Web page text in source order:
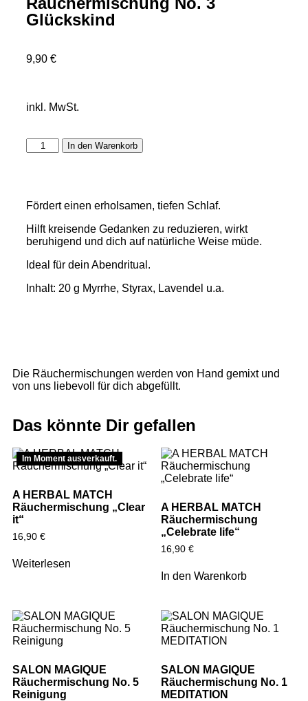
Glückskind
9,90 €
inkl. MwSt.
In den Warenkorb
Fördert einen erholsamen, tiefen Schlaf.
Hilft kreisende Gedanken zu reduzieren, wirkt
beruhigend und dich auf natürliche Weise müde.
Ideal für dein Abendritual.
Inhalt: 20 g Myrrhe, Styrax, Lavendel u.a.
Die Räuchermischungen werden von Hand gemixt und
von uns liebevoll für dich abgefüllt.
Das könnte Dir gefallen
Im Moment ausverkauft.
A HERBAL MATCH
Räuchermischung „Clear
it“
16,90 €
Weiterlesen
A HERBAL MATCH
Räuchermischung
„Celebrate life“
16,90 €
In den Warenkorb
SALON MAGIQUE
Räuchermischung No. 5
Reinigung
SALON MAGIQUE
Räuchermischung No. 1
MEDITATION